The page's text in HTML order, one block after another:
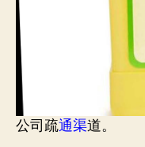
公司疏通渠道。